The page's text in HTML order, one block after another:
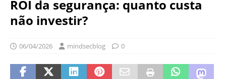
ROI da segurança: quanto custa
não investir?
06/04/2026 mindsecblog 0